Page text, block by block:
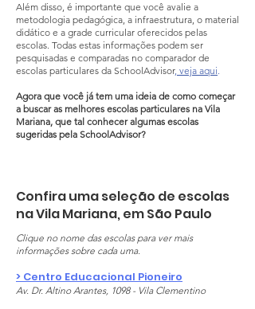
Além disso, é importante que você avalie a
metodologia pedagógica, a infraestrutura, o material
didático e a grade curricular oferecidos pelas
escolas. Todas estas informações podem ser
pesquisadas e comparadas no comparador de
escolas particulares da SchoolAdvisor, veja aqui.
Agora que você já tem uma ideia de como começar
a buscar as melhores escolas particulares na Vila
Mariana, que tal conhecer algumas escolas
sugeridas pela SchoolAdvisor?
Confira uma seleção de escolas
na Vila Mariana, em São Paulo
Clique no nome das escolas para ver mais
informações sobre cada uma.
> Centro Educacional Pioneiro
Av. Dr. Altino Arantes, 1098 - Vila Clementino